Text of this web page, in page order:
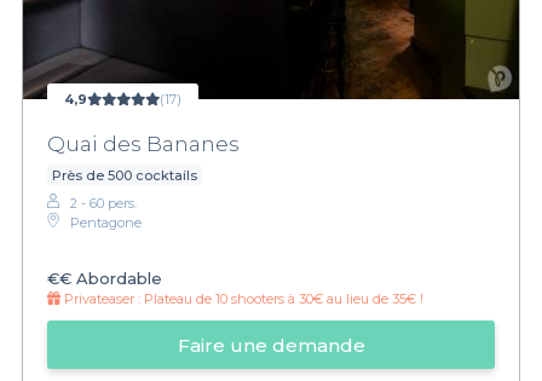
4,9 (17)
Quai des Bananes
Près de 500 cocktails
2 - 60 pers.
Pentagone
€€ Abordable
Privateaser : Plateau de 10 shooters à 30€ au lieu de 35€ !
Faire une demande